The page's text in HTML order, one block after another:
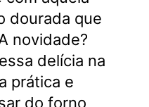
dourada que
novidade?
delícia na
prática e
do forno